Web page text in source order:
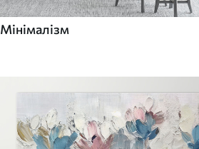
Мінімалізм